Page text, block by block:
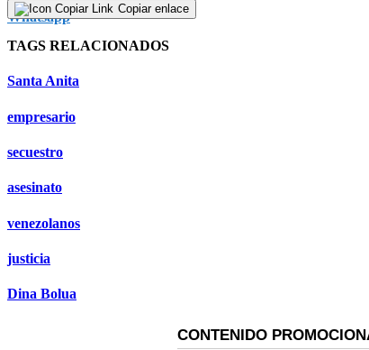
Copiar enlace
TAGS RELACIONADOS
Santa Anita
empresario
secuestro
asesinato
venezolanos
justicia
Dina Bolua